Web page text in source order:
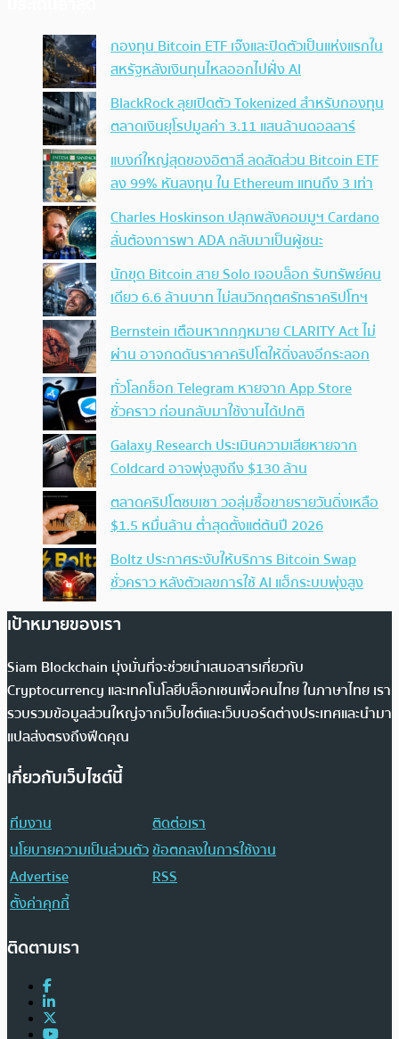
กองทุน Bitcoin ETF เจ๊งและปิดตัวเป็นแห่งแรกใน
สหรัฐหลังเงินทุนไหลออกไปฝั่ง AI
BlackRock ลุยเปิดตัว Tokenized สำหรับกองทุน
ตลาดเงินยุโรปมูลค่า 3.11 แสนล้านดอลลาร์
แบงก์ใหญ่สุดของอิตาลี ลดสัดส่วน Bitcoin ETF
ลง 99% หันลงทุน ใน Ethereum แทนถึง 3 เท่า
Charles Hoskinson ปลุกพลังคอมมูฯ Cardano
ลั่นต้องการพา ADA กลับมาเป็นผู้ชนะ
นักขุด Bitcoin สาย Solo เจอบล็อก รับทรัพย์คน
เดียว 6.6 ล้านบาท ไม่สนวิกฤตศรัทธาคริปโทฯ
Bernstein เตือนหากกฎหมาย CLARITY Act ไม่
ผ่าน อาจกดดันราคาคริปโตให้ดิ่งลงอีกระลอก
ทั่วโลกช็อก Telegram หายจาก App Store
ชั่วคราว ก่อนกลับมาใช้งานได้ปกติ
Galaxy Research ประเมินความเสียหายจาก
Coldcard อาจพุ่งสูงถึง $130 ล้าน
ตลาดคริปโตซบเซา วอลุ่มซื้อขายรายวันดิ่งเหลือ
$1.5 หมื่นล้าน ต่ำสุดตั้งแต่ต้นปี 2026
Boltz ประกาศระงับให้บริการ Bitcoin Swap
ชั่วคราว หลังตัวเลขการใช้ AI แฮ็กระบบพุ่งสูง
เป้าหมายของเรา
Siam Blockchain มุ่งมั่นที่จะช่วยนำเสนอสารเกี่ยวกับ
Cryptocurrency และเทคโนโลยีบล็อกเชนเพื่อคนไทย ในภาษาไทย เรา
รวบรวมข้อมูลส่วนใหญ่จากเว็บไซต์และเว็บบอร์ดต่างประเทศและนำมา
แปลส่งตรงถึงฟีดคุณ
เกี่ยวกับเว็บไซต์นี้
ทีมงาน
ติดต่อเรา
นโยบายความเป็นส่วนตัวข้อตกลงในการใช้งาน
Advertise
RSS
ตั้งค่าคุกกี้
ติดตามเรา